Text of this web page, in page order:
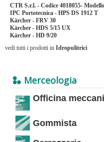
CTR S.r.l. - Codice 4018055-
IPC Portotecnica - HPS DS 1912 T
Kärcher - FRV 30
Kärcher - HDS 5/15 UX
Kärcher - HD 9/20
vedi tutti i prodotti in Idropulitrici
Merceologia
Officina
Gommista